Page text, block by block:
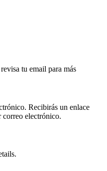
tu email para más
Recibirás un enlace
correo electrónico.